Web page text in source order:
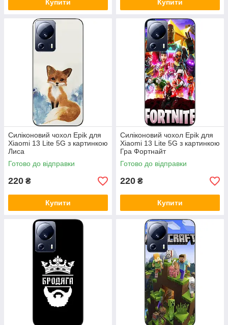
Купити Купити
Силіконовий чохол Epik для
Xiaomi 13 Lite 5G з картинкою
Лиса
Готово до відправки
220 ₴
Купити
Силіконовий чохол Epik для
Xiaomi 13 Lite 5G з картинкою
Гра Фортнайт
Готово до відправки
220 ₴
Купити